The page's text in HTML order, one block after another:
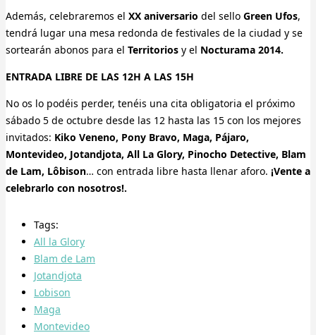
Además, celebraremos el XX aniversario del sello Green Ufos,
tendrá lugar una mesa redonda de festivales de la ciudad y se
sortearán abonos para el Territorios y el Nocturama 2014.
ENTRADA LIBRE DE LAS 12H A LAS 15H
No os lo podéis perder, tenéis una cita obligatoria el próximo
sábado 5 de octubre desde las 12 hasta las 15 con los mejores
invitados: Kiko Veneno, Pony Bravo, Maga, Pájaro,
Montevideo, Jotandjota, All La Glory, Pinocho Detective, Blam
de Lam, Lôbison… con entrada libre hasta llenar aforo. ¡Vente a
celebrarlo con nosotros!.
Tags:
All la Glory
Blam de Lam
Jotandjota
Lobison
Maga
Montevideo